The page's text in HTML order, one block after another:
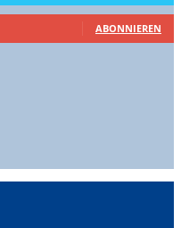
ABONNIEREN